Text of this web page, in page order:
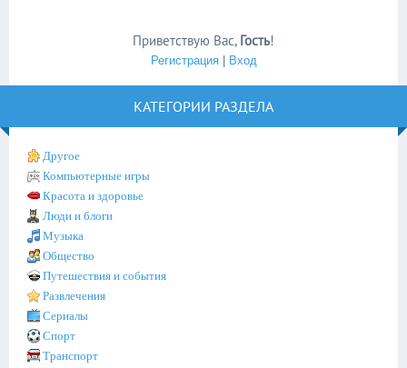
Приветствую Вас, Гость!
Регистрация| Вход
КАТЕГОРИИ РАЗДЕЛА
Другое
Компьютерные игры
Красота и здоровье
Люди и блоги
Музыка
Общество
Путешествия и события
Развлечения
Сериалы
Спорт
Транспорт